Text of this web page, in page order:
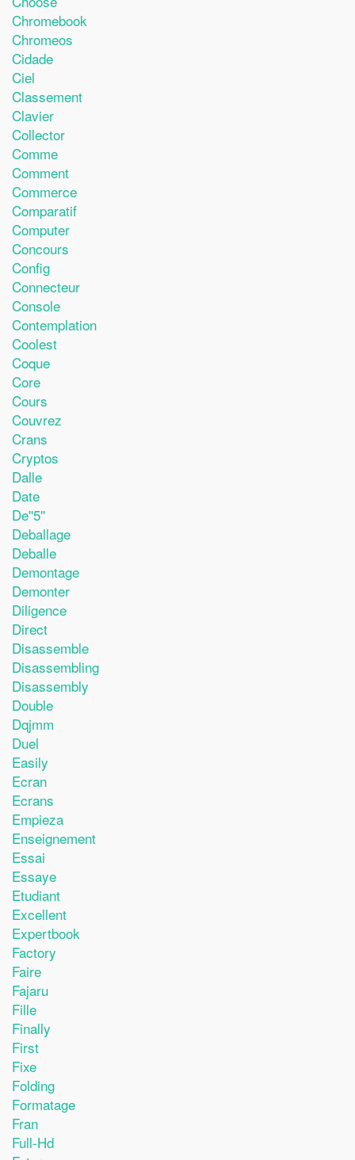
Chromebook
Chromeos
Cidade
Ciel
Classement
Clavier
Collector
Comme
Comment
Commerce
Comparatif
Computer
Concours
Config
Connecteur
Console
Contemplation
Coolest
Coque
Core
Cours
Couvrez
Crans
Cryptos
Dalle
Date
De''5''
Deballage
Deballe
Demontage
Demonter
Diligence
Direct
Disassemble
Disassembling
Disassembly
Double
Dqjmm
Duel
Easily
Ecran
Ecrans
Empieza
Enseignement
Essai
Essaye
Etudiant
Excellent
Expertbook
Factory
Faire
Fajaru
Fille
Finally
First
Fixe
Folding
Formatage
Fran
Full-Hd